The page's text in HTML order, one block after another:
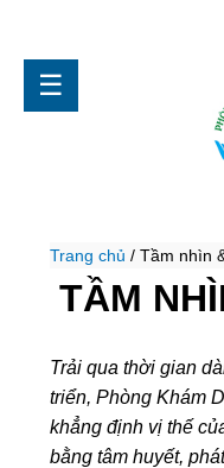
☰
Trang chủ /Tầm nhìn
TẦM
Trải qua thời gian
triển, Phòng Khám
khẳng định vị thế
bằng tâm huyết,